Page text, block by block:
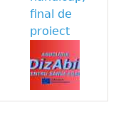
final de
proiect